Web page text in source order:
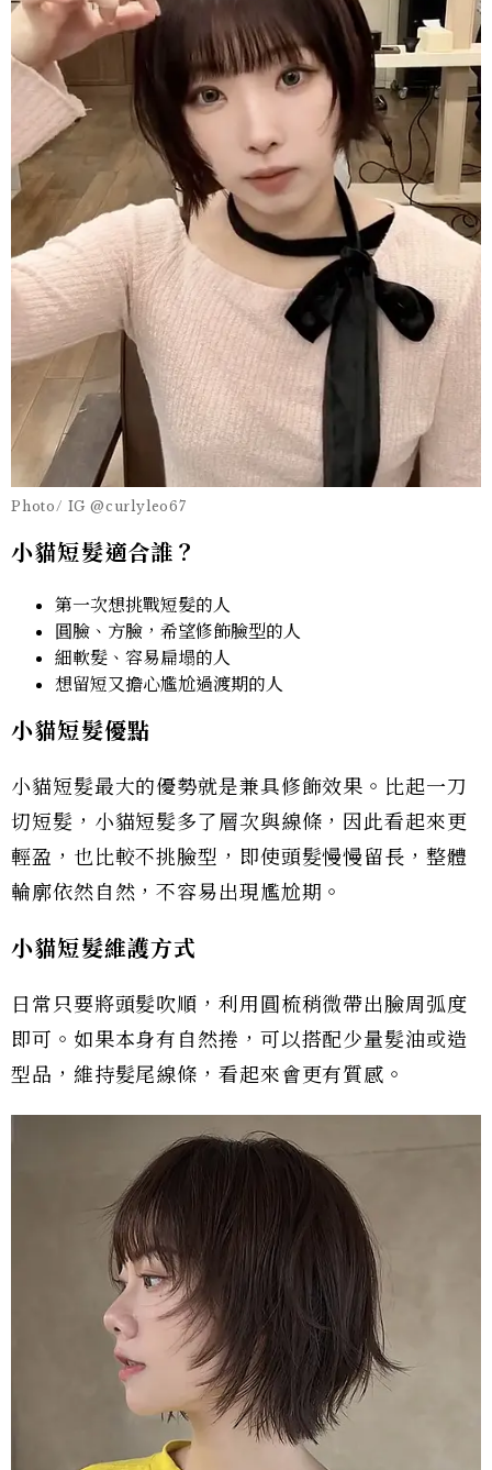
Photo/ IG @curlyleo67
小貓短髮適合誰？
第一次想挑戰短髮的人
圓臉、方臉，希望修飾臉型的人
細軟髮、容易扁塌的人
想留短又擔心尷尬過渡期的人
小貓短髮優點
小貓短髮最大的優勢就是兼具修飾效果。比起一刀
切短髮，小貓短髮多了層次與線條，因此看起來更
輕盈，也比較不挑臉型，即使頭髮慢慢留長，整體
輪廓依然自然，不容易出現尷尬期。
小貓短髮維護方式
日常只要將頭髮吹順，利用圓梳稍微帶出臉周弧度
即可。如果本身有自然捲，可以搭配少量髮油或造
型品，維持髮尾線條，看起來會更有質感。